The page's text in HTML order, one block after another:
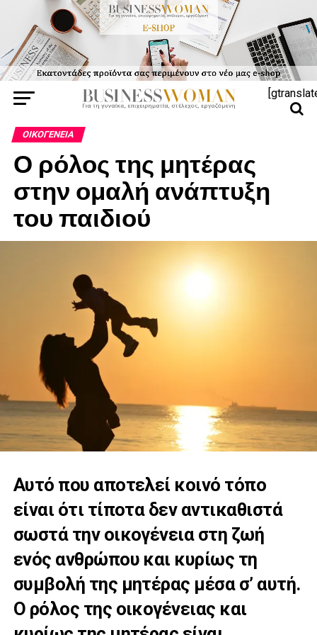
ΟΙΚΟΓΈΝΕΙΑ
Ο ρόλος της μητέρας
στην ομαλή ανάπτυξη
του παιδιού
Αυτό που αποτελεί κοινό τόπο
είναι ότι τίποτα δεν αντικαθιστά
σωστά την οικογένεια στη ζωή
ενός ανθρώπου και κυρίως τη
συμβολή της μητέρας μέσα σ’ αυτή.
Ο ρόλος της οικογένειας και